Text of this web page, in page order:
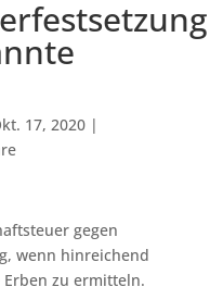
17, 2020|
gegen
wenn hinreichend
zu ermitteln.